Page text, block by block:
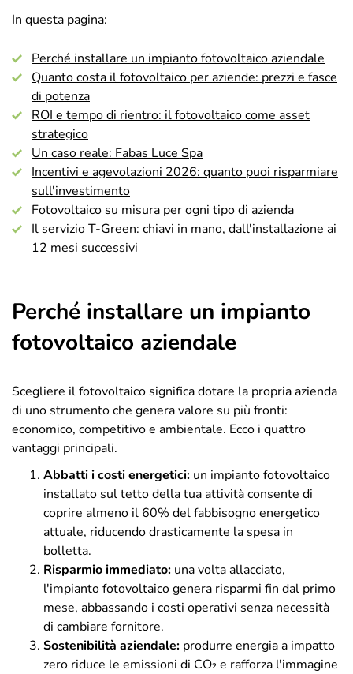
In questa pagina:
Perché installare un impianto fotovoltaico aziendale
Quanto costa il fotovoltaico per aziende: prezzi e fasce
di potenza
ROI e tempo di rientro: il fotovoltaico come asset
strategico
Un caso reale: Fabas Luce Spa
Incentivi e agevolazioni 2026: quanto puoi risparmiare
sull'investimento
Fotovoltaico su misura per ogni tipo di azienda
Il servizio T-Green: chiavi in mano, dall'installazione ai
12 mesi successivi
Perché installare un impianto
fotovoltaico aziendale
Scegliere il fotovoltaico significa dotare la propria azienda
di uno strumento che genera valore su più fronti:
economico, competitivo e ambientale. Ecco i quattro
vantaggi principali.
Abbatti i costi energetici: un impianto fotovoltaico
installato sul tetto della tua attività consente di
coprire almeno il 60% del fabbisogno energetico
attuale, riducendo drasticamente la spesa in
bolletta.
Risparmio immediato: una volta allacciato,
l'impianto fotovoltaico genera risparmi fin dal primo
mese, abbassando i costi operativi senza necessità
di cambiare fornitore.
Sostenibilità aziendale: produrre energia a impatto
zero riduce le emissioni di CO₂ e rafforza l'immagine